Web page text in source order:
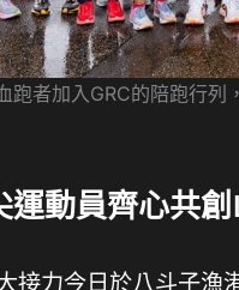
跑者加入GRC的陪跑行
運動員齊心共
接力今日於八斗子漁